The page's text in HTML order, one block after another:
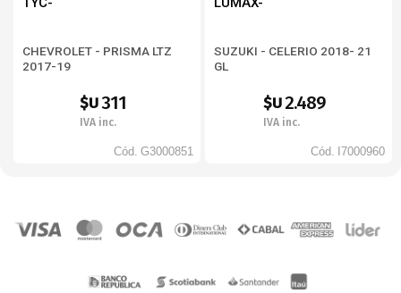
CHEVROLET - PRISMA LTZ
2017-19
$U311
IVA inc.
Cód. G3000851
SUZUKI - CELERIO 2018- 21
GL
$U2.489
IVA inc.
Cód. I7000960